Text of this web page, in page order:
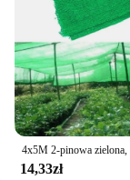
14,33zł